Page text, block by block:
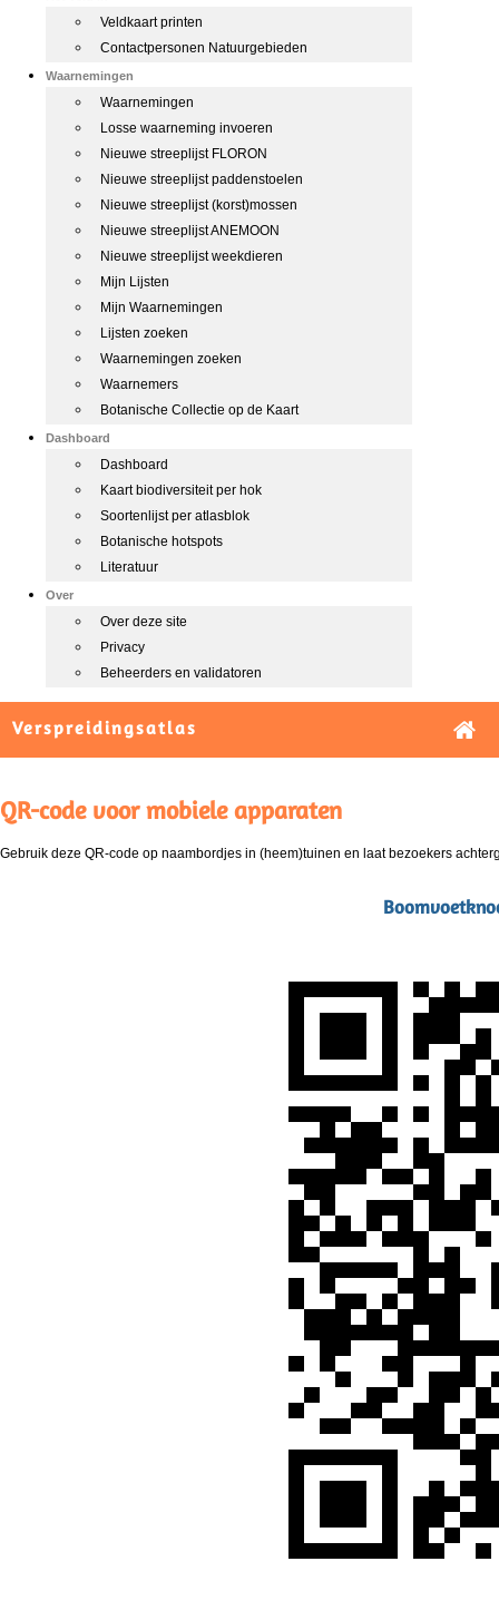
Veldkaart printen
Contactpersonen Natuurgebieden
Waarnemingen
Waarnemingen
Losse waarneming invoeren
Nieuwe streeplijst FLORON
Nieuwe streeplijst paddenstoelen
Nieuwe streeplijst (korst)mossen
Nieuwe streeplijst ANEMOON
Nieuwe streeplijst weekdieren
Mijn Lijsten
Mijn Waarnemingen
Lijsten zoeken
Waarnemingen zoeken
Waarnemers
Botanische Collectie op de Kaart
Dashboard
Dashboard
Kaart biodiversiteit per hok
Soortenlijst per atlasblok
Botanische hotspots
Literatuur
Over
Over deze site
Privacy
Beheerders en validatoren
Verspreidingsatlas
QR-code voor mobiele apparaten
Gebruik deze QR-code op naambordjes in (heem)tuinen en laat bezoekers